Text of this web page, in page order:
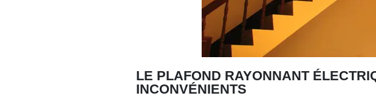
LE PLAFOND RAYONNANT
INCONVÉNIENTS